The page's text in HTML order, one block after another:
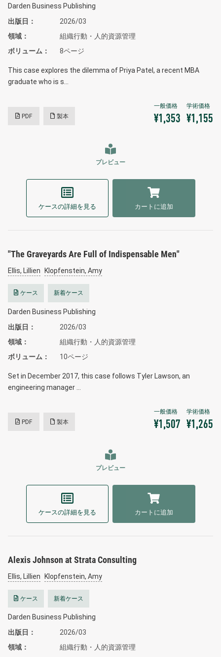
Darden Business Publishing
出版日
2026/03
領域
組織行動・人的資源管理
ボリューム
8ページ
This case explores the dilemma of Priya Patel, a recent MBA
graduate who is s…
PDF 製本 ¥1,353 ¥1,155
プレビュー
ケースの詳細を見る カートに追加
"The Graveyards Are Full of Indispensable Men"
Ellis, Lillien Klopfenstein, Amy
ケース 新着ケース
Darden Business Publishing
出版日
2026/03
領域
組織行動・人的資源管理
ボリューム
10ページ
Set in December 2017, this case follows Tyler Lawson, an
engineering manager …
PDF 製本 ¥1,507 ¥1,265
プレビュー
ケースの詳細を見る カートに追加
Alexis Johnson at Strata Consulting
Ellis, Lillien Klopfenstein, Amy
ケース 新着ケース
Darden Business Publishing
出版日
2026/03
領域
組織行動・人的資源管理